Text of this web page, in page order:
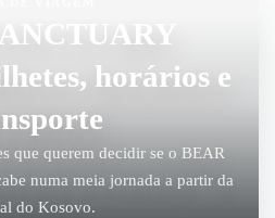
horários e
que querem decidir se o BEAR
numa meia jornada a partir da
do Kosovo.